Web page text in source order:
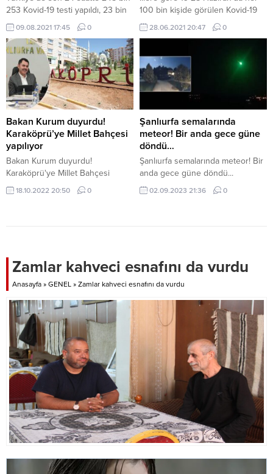
253 Kovid-19 testi yapıldı, 23 bin
731 kişinin testi pozitif çıktı, 117
kişi yaşamını yitirdi. Sağlık
Bakanlığınca Günlük Koronavirüs
Tablosu, “covid19.saglik.gov.tr”
adresinden paylaşıldı. Buna göre,
Türkiye’de son 24 saatte 245 bin
253 Kovid-19 testi yapıldı, 23 bin
731 kişinin testi pozitif çıktı, 117
kişi...
09.08.2021 17:45 0
100 bin kişide görülen Kovid-19
vaka sayılarını açıkladı.
28.06.2021 20:47 0
Bakan Kurum duyurdu!
Karaköprü’ye Millet Bahçesi
yapılıyor
Bakan Kurum duyurdu!
Karaköprü'ye Millet Bahçesi
yapılıyor
18.10.2022 20:50 0
Şanlıurfa semalarında
meteor! Bir anda gece güne
döndü…
Şanlıurfa semalarında meteor! Bir
anda gece güne döndü...
02.09.2023 21:36 0
Zamlar kahveci esnafını da vurdu
Anasayfa » GENEL » Zamlar kahveci esnafını da vurdu